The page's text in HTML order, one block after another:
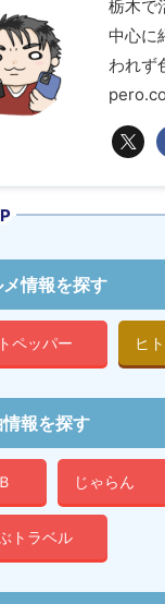
栃木で
中心に
われず
情報を探す
ペッパー ヒ
報を探す
じゃらん
トラベル